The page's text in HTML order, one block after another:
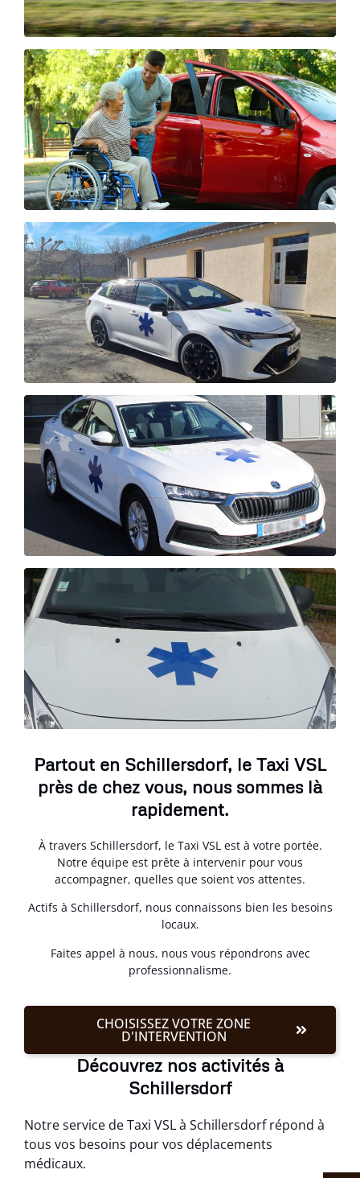
Partout en Schillersdorf, le Taxi VSL
près de chez vous, nous sommes là
rapidement.
À travers Schillersdorf, le Taxi VSL est à votre portée.
Notre équipe est prête à intervenir pour vous
accompagner, quelles que soient vos attentes.
Actifs à Schillersdorf, nous connaissons bien les besoins
locaux.
Faites appel à nous, nous vous répondrons avec
professionnalisme.
CHOISISSEZ VOTRE ZONE
D'INTERVENTION
Découvrez nos activités à
Schillersdorf
Notre service de Taxi VSL à Schillersdorf répond à
tous vos besoins pour vos déplacements
médicaux.